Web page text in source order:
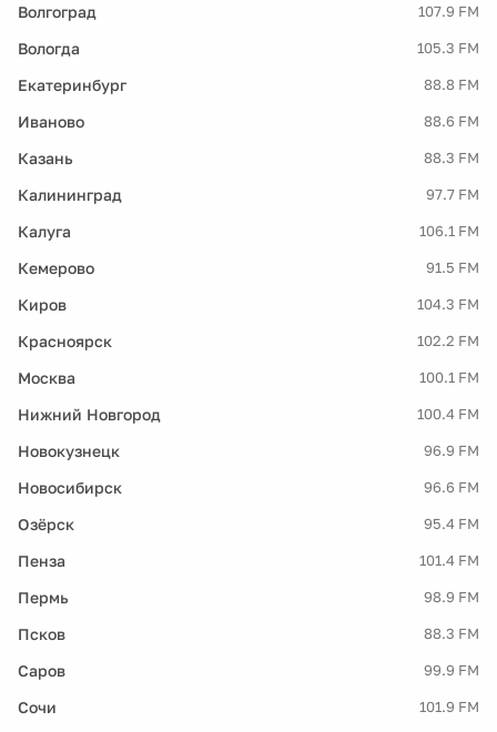
Волгоград 107.9 FM
Вологда 105.3 FM
Екатеринбург 88.8 FM
Иваново 88.6 FM
Казань 88.3 FM
Калининград 97.7 FM
Калуга 106.1 FM
Кемерово 91.5 FM
Киров 104.3 FM
Красноярск 102.2 FM
Москва 100.1 FM
Нижний Новгород 100.4 FM
Новокузнецк 96.9 FM
Новосибирск 96.6 FM
Озёрск 95.4 FM
Пенза 101.4 FM
Пермь 98.9 FM
Псков 88.3 FM
Саров 99.9 FM
Сочи 101.9 FM